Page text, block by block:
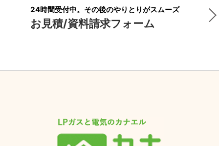
24時間受付中。その後のやりとりがスムーズ
お見積/資料請求フォーム